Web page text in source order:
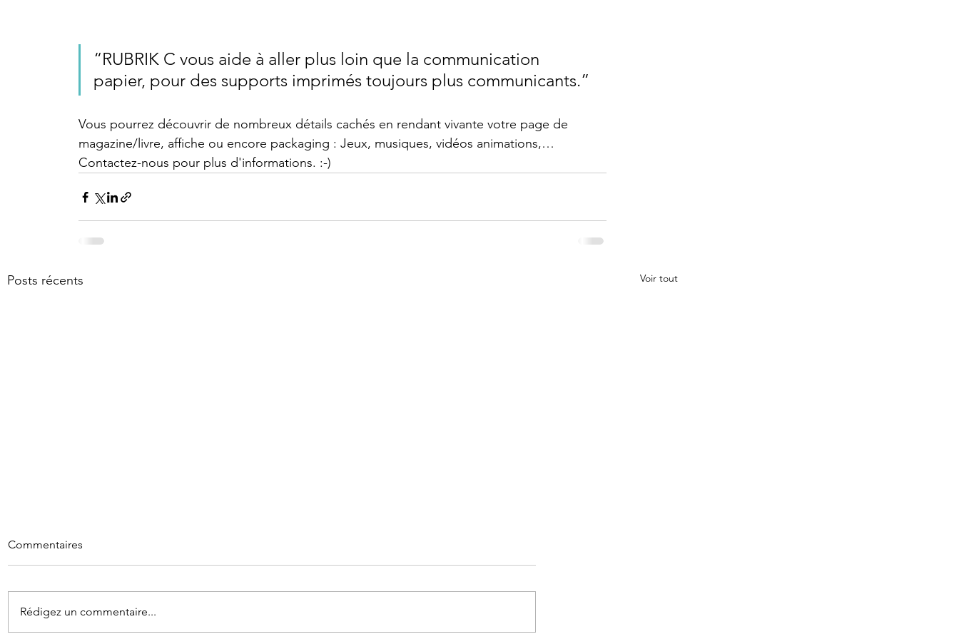
“RUBRIK C vous aide à aller plus loin que la communication
papier, pour des supports imprimés toujours plus communicants.”
Vous pourrez découvrir de nombreux détails cachés en rendant vivante votre page de
magazine/livre, affiche ou encore packaging : Jeux, musiques, vidéos animations,…
Contactez-nous pour plus d'informations. :-)
Posts récents Voir tout
Commentaires
Rédigez un commentaire...